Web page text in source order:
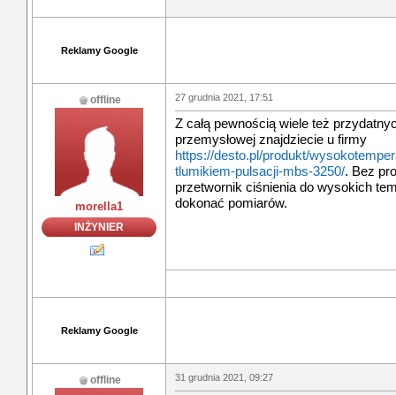
Reklamy Google
offline
morella1
INŻYNIER
27 grudnia 2021, 17:51
Z całą pewnością wiele też
przemysłowej znajdziecie u firmy
https://desto.pl/produkt/
tlumikiem-pulsacji-mbs-3250/. Bez
przetwornik ciśnienia do wysokich
dokonać pomiarów.
Reklamy Google
offline 31 grudnia 2021, 09:27